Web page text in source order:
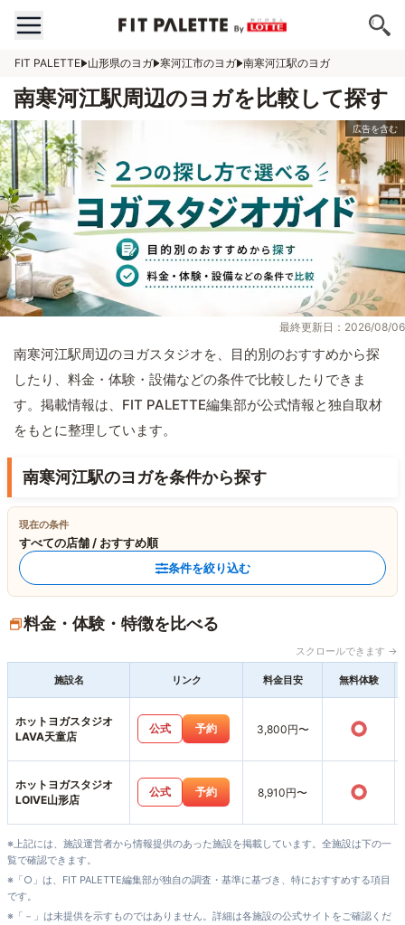
FIT PALETTE 山形県のヨガ 寒河江市のヨガ 南寒河江駅のヨガ
南寒河江駅周辺のヨガを比較して探す
最終更新日：2026/08/06
南寒河江駅周辺のヨガスタジオを、目的別のおすすめから探
したり、料金・体験・設備などの条件で比較したりできま
す。掲載情報は、FIT PALETTE編集部が公式情報と独自取材
をもとに整理しています。
南寒河江駅のヨガを条件から探す
現在の条件
すべての店舗 / おすすめ順
条件を絞り込む
料金・体験・特徴を比べる
スクロールできます →
施設名 リンク 料金目安 無料体験
ホットヨガスタジオ
LAVA天童店
公式 予約 3,800円〜 ○
ホットヨガスタジオ
LOIVE山形店
公式 予約 8,910円〜 ○
※上記には、施設運営者から情報提供のあった施設を掲載しています。全施設は下の一
覧で確認できます。
※「○」は、FIT PALETTE編集部が独自の調査・基準に基づき、特におすすめする項目
です。
※「－」は未提供を示すものではありません。詳細は各施設の公式サイトをご確認くだ